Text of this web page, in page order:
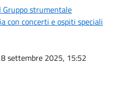
Gruppo strumentale
con concerti e ospiti speciali
settembre 2025, 15:52